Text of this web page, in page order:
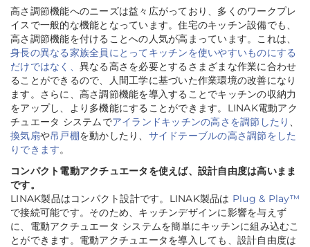
高さ調節機能へのニーズは益々広がっており、多くのワークプレ
イスで一般的な機能となっています。住宅のキッチン設備でも、
高さ調節機能を付けることへの人気が高まっています。これは、
身長の異なる家族全員にとってキッチンを使いやすいものにする
だけではなく、 異なる高さを必要とするさまざまな作業に合わせ
ることができるので、人間工学に基づいた作業環境の改善になり
ます。さらに、高さ調節機能を導入することでキッチンの収納力
をアップし、より多機能にすることができます。LINAK電動アク
チュエータ システムでアイランドキッチンの高さを調節したり 、
換気扇や吊戸棚を動かしたり、 サイドテーブルの高さ調節をした
りできます。
コンパクト電動アクチュエータを使えば、設計自由度は高いまま
です。
LINAK製品はコンパクト設計です。LINAK製品は Plug & Play™
で接続可能です。そのため、キッチンデザインに影響を与えず
に、電動アクチュエータ システムを簡単にキッチンに組み込むこ
とができます。電動アクチュエータを導入しても、設計自由度は